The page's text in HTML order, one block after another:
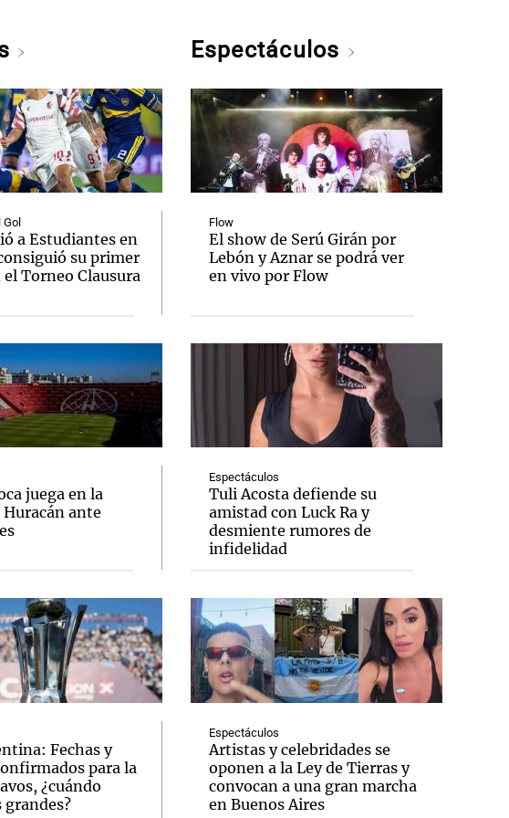
a Estudiantes en
su primer
Torneo Clausura
juega en la
Huracán ante
Fechas y
para la
¿cuándo
grandes?
Espectáculos
Flow
El show de Serú Girán por
Lebón y Aznar se podrá ver
en vivo por Flow
Espectáculos
Tuli Acosta defiende su
amistad con Luck Ra y
desmiente rumores de
infidelidad
Espectáculos
Artistas y celebridades se
oponen a la Ley de Tierras y
convocan a una gran marcha
en Buenos Aires
Cadena 3 en Groenlandia
Notas